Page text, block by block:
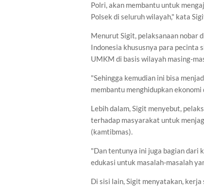
Polri, akan membantu untuk
Polsek di seluruh wilayah," kata
Menurut Sigit, pelaksanaan nobar
Indonesia khususnya para pecinta
UMKM di basis wilayah masing-
"Sehingga kemudian ini bisa
membantu menghidupkan
Lebih dalam, Sigit menyebut,
terhadap masyarakat untuk
(kamtibmas).
"Dan tentunya ini juga bagian dari
edukasi untuk masalah-masalah
Di sisi lain, Sigit menyatakan, kerja